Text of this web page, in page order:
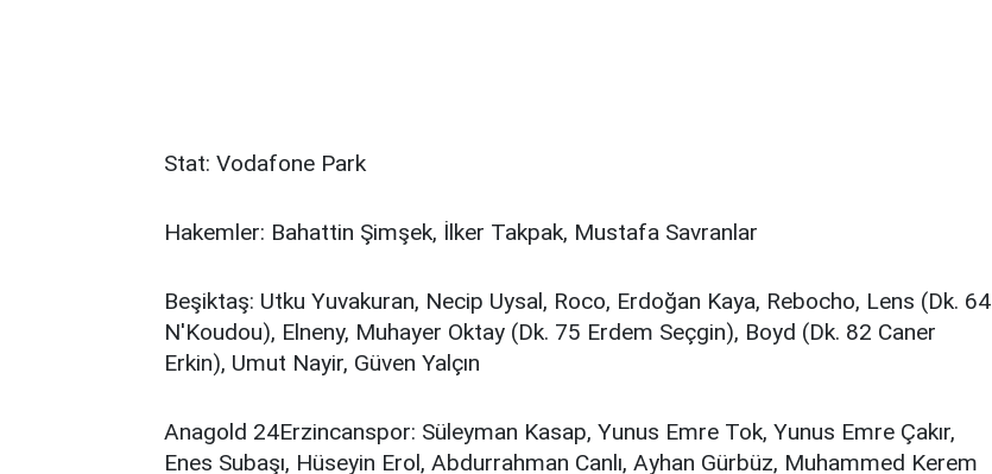
Stat: Vodafone Park
Hakemler: Bahattin Şimşek, İlker Takpak, Mustafa Savranlar
Beşiktaş: Utku Yuvakuran, Necip Uysal, Roco, Erdoğan Kaya, Rebocho, Lens (Dk. 64
N'Koudou), Elneny, Muhayer Oktay (Dk. 75 Erdem Seçgin), Boyd (Dk. 82 Caner
Erkin), Umut Nayir, Güven Yalçın
Anagold 24Erzincanspor: Süleyman Kasap, Yunus Emre Tok, Yunus Emre Çakır,
Enes Subaşı, Hüseyin Erol, Abdurrahman Canlı, Ayhan Gürbüz, Muhammed Kerem